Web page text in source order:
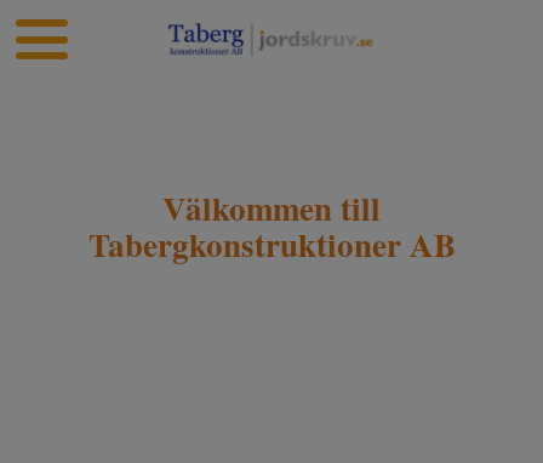
Välkommen till
Tabergkonstruktioner AB